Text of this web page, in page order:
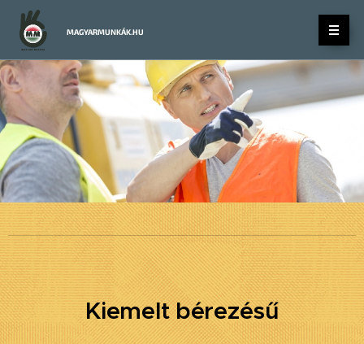
MAGYARMUNKÁK.HU
.
Kiemelt bérezésű